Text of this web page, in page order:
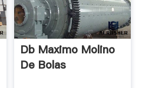
Db Maximo Molino
De Bolas